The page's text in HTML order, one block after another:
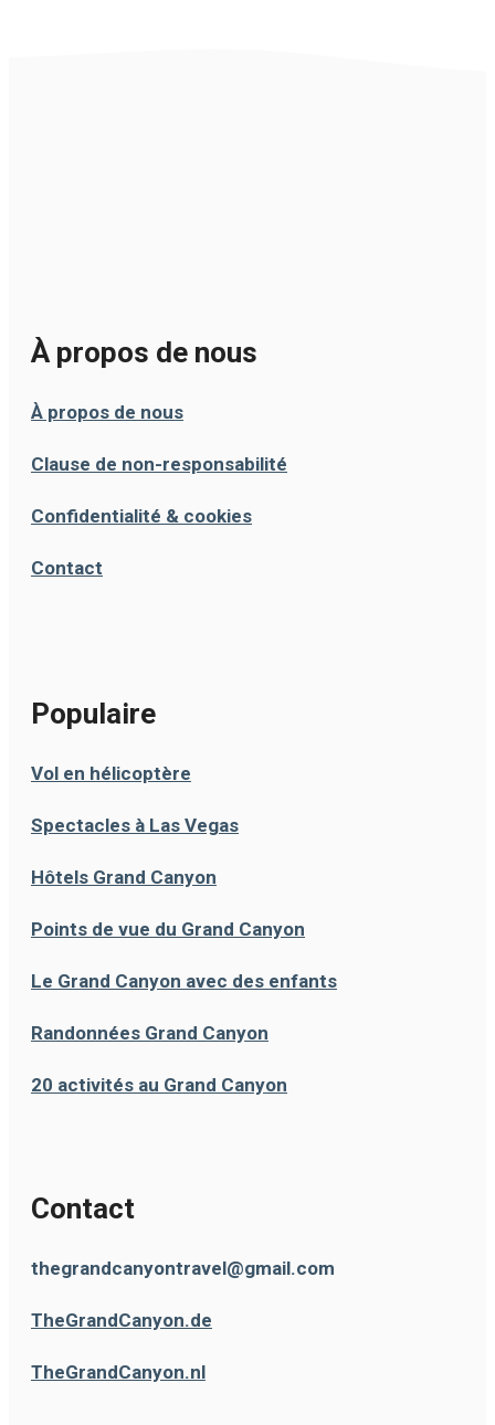
À propos de nous
À propos de nous
Clause de non-responsabilité
Confidentialité & cookies
Contact
Populaire
Vol en hélicoptère
Spectacles à Las Vegas
Hôtels Grand Canyon
Points de vue du Grand Canyon
Le Grand Canyon avec des enfants
Randonnées Grand Canyon
20 activités au Grand Canyon
Contact
thegrandcanyontravel@gmail.com
TheGrandCanyon.de
TheGrandCanyon.nl